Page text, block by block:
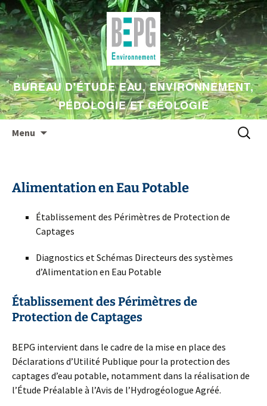
BUREAU D'ÉTUDE EAU, ENVIRONNEMENT,
PÉDOLOGIE ET GÉOLOGIE
Menu
Alimentation en Eau Potable
Établissement des Périmètres de Protection de
Captages
Diagnostics et Schémas Directeurs des systèmes
d’Alimentation en Eau Potable
Établissement des Périmètres de
Protection de Captages
BEPG intervient dans le cadre de la mise en place des
Déclarations d’Utilité Publique pour la protection des
captages d’eau potable, notamment dans la réalisation de
l’Étude Préalable à l’Avis de l’Hydrogéologue Agréé.